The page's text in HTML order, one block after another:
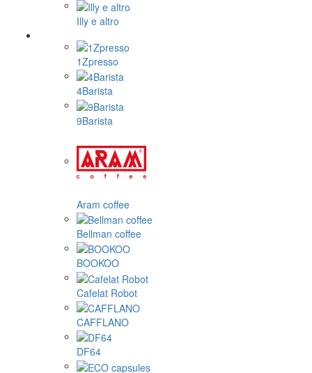
Illy e altro
1Zpresso
4Barista
9Barista
Aram coffee
Bellman coffee
BOOKOO
Cafelat Robot
CAFFLANO
DF64